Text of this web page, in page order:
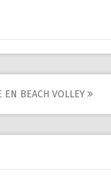
EN BEACH VOLLEY